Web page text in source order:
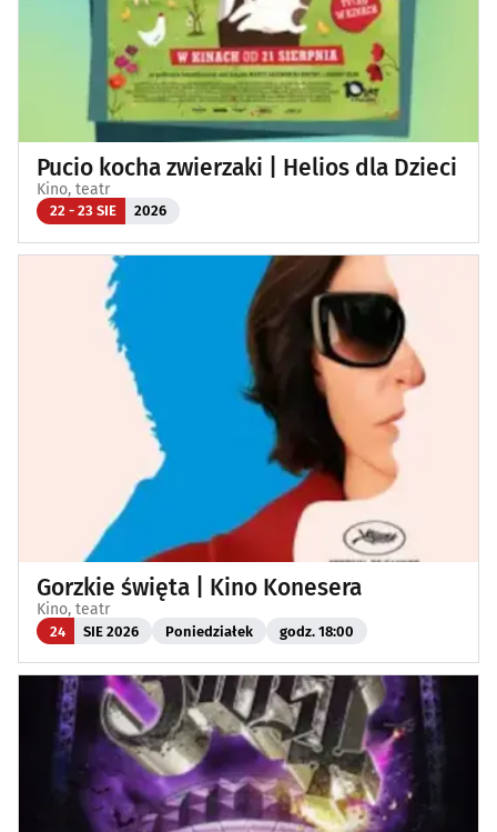
Pucio kocha zwierzaki | Helios dla Dzieci
Kino, teatr
22 - 23 SIE 2026
Gorzkie święta | Kino Konesera
Kino, teatr
24 SIE 2026 Poniedziałek godz. 18:00